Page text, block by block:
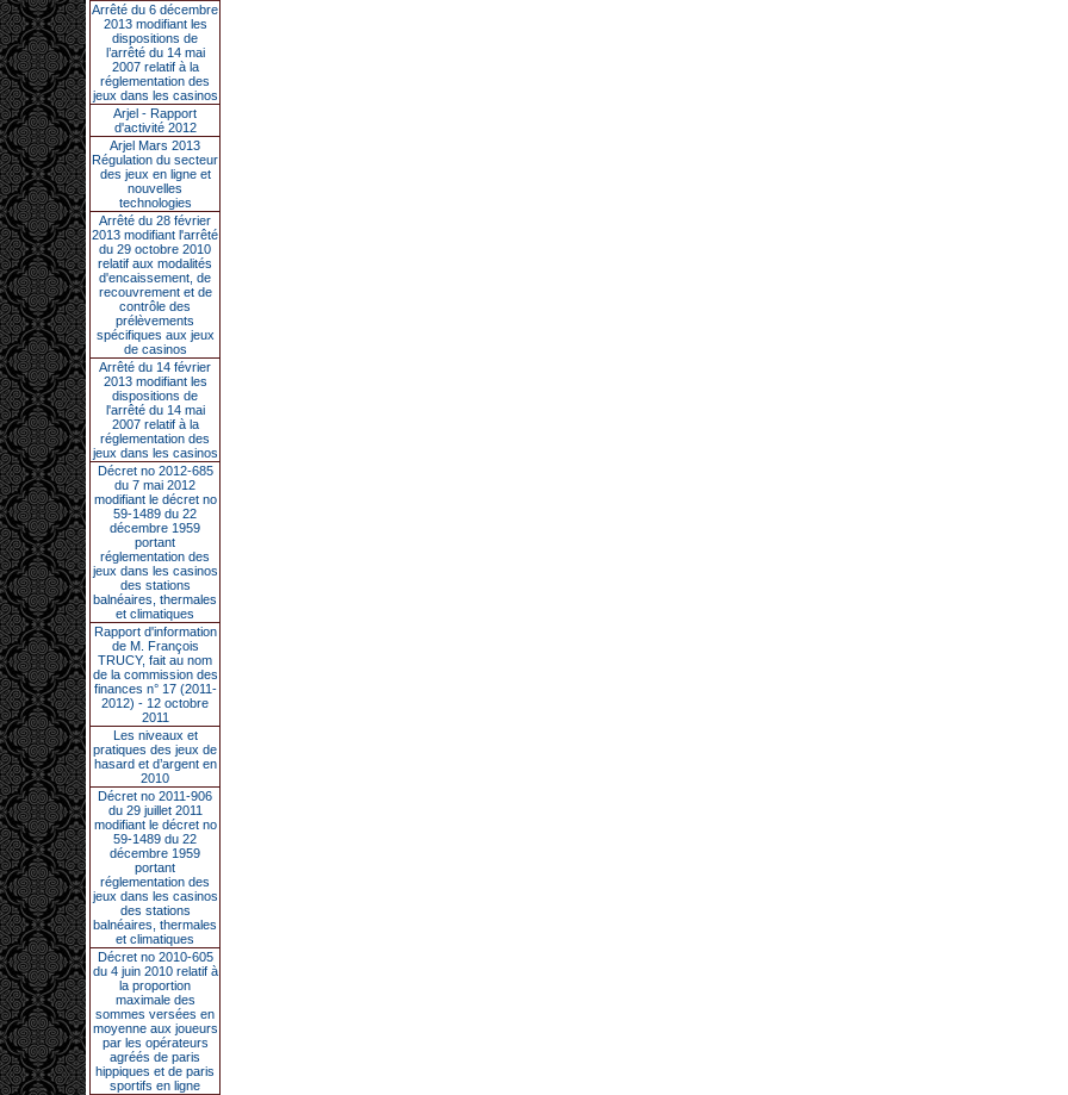
Arrêté du 6 décembre
2013 modifiant les
dispositions de
l’arrêté du 14 mai
2007 relatif à la
réglementation des
jeux dans les casinos
Arjel - Rapport
d'activité 2012
Arjel Mars 2013
Régulation du secteur
des jeux en ligne et
nouvelles
technologies
Arrêté du 28 février
2013 modifiant l'arrêté
du 29 octobre 2010
relatif aux modalités
d'encaissement, de
recouvrement et de
contrôle des
prélèvements
spécifiques aux jeux
de casinos
Arrêté du 14 février
2013 modifiant les
dispositions de
l'arrêté du 14 mai
2007 relatif à la
réglementation des
jeux dans les casinos
Décret no 2012-685
du 7 mai 2012
modifiant le décret no
59-1489 du 22
décembre 1959
portant
réglementation des
jeux dans les casinos
des stations
balnéaires, thermales
et climatiques
Rapport d'information
de M. François
TRUCY, fait au nom
de la commission des
finances n° 17 (2011-
2012) - 12 octobre
2011
Les niveaux et
pratiques des jeux de
hasard et d’argent en
2010
Décret no 2011-906
du 29 juillet 2011
modifiant le décret no
59-1489 du 22
décembre 1959
portant
réglementation des
jeux dans les casinos
des stations
balnéaires, thermales
et climatiques
Décret no 2010-605
du 4 juin 2010 relatif à
la proportion
maximale des
sommes versées en
moyenne aux joueurs
par les opérateurs
agréés de paris
hippiques et de paris
sportifs en ligne